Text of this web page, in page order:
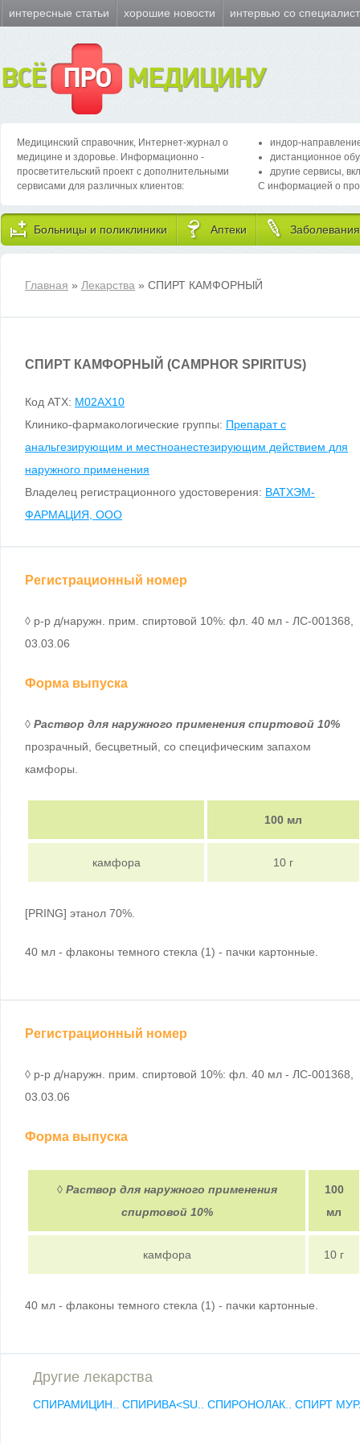
интересные статьи хорошие новости интервью со
ВСЁ ПРО МЕДИЦИНУ
Медицинский справочник, Интернет-журнал о
медицине и здоровье. Информационно -
просветительский проект с дополнительными
сервисами для различных клиентов:
индор-
дистанционное
другие сервисы,
С информацией о
Больницы и поликлиники Аптеки Заболевания
Главная » Лекарства » СПИРТ КАМФОРНЫЙ
СПИРТ КАМФОРНЫЙ (CAMPHOR SPIRITUS)
Код ATX: M02AX10
Клинико-фармакологические группы: Препарат с
анальгезирующим и местноанестезирующим действием для
наружного применения
Владелец регистрационного удостоверения: ВАТХЭМ-
ФАРМАЦИЯ, ООО
Регистрационный номер
◊ р-р д/наружн. прим. спиртовой 10%: фл. 40 мл - ЛС-001368,
03.03.06
Форма выпуска
◊ Раствор для наружного применения спиртовой 10%
прозрачный, бесцветный, со специфическим запахом
камфоры.
100 мл
камфора 10 г
[PRING] этанол 70%.
40 мл - флаконы темного стекла (1) - пачки картонные.
Регистрационный номер
◊ р-р д/наружн. прим. спиртовой 10%: фл. 40 мл - ЛС-001368,
03.03.06
Форма выпуска
◊ Раствор для наружного применения
спиртовой 10%
100
мл
камфора 10 г
40 мл - флаконы темного стекла (1) - пачки картонные.
Другие лекарства
СПИРАМИЦИН.. СПИРИВА<SU.. СПИРОНОЛАК.. СПИРТ